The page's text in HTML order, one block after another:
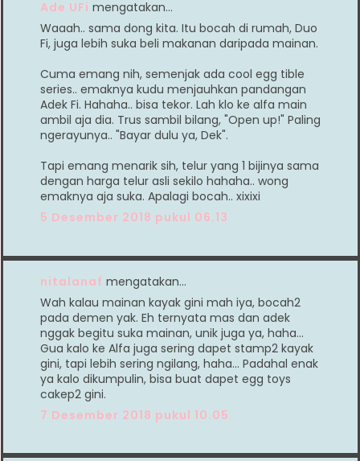
Ade UFi mengatakan…
Waaah.. sama dong kita. Itu bocah di rumah, Duo
Fi, juga lebih suka beli makanan daripada mainan.
Cuma emang nih, semenjak ada cool egg tible
series.. emaknya kudu menjauhkan pandangan
Adek Fi. Hahaha.. bisa tekor. Lah klo ke alfa main
ambil aja dia. Trus sambil bilang, "Open up!" Paling
ngerayunya.. "Bayar dulu ya, Dek".
Tapi emang menarik sih, telur yang 1 bijinya sama
dengan harga telur asli sekilo hahaha.. wong
emaknya aja suka. Apalagi bocah.. xixixi
5 Desember 2018 pukul 06.13
nitalanaf mengatakan…
Wah kalau mainan kayak gini mah iya, bocah2
pada demen yak. Eh ternyata mas dan adek
nggak begitu suka mainan, unik juga ya, haha...
Gua kalo ke Alfa juga sering dapet stamp2 kayak
gini, tapi lebih sering ngilang, haha... Padahal enak
ya kalo dikumpulin, bisa buat dapet egg toys
cakep2 gini.
7 Desember 2018 pukul 10.05